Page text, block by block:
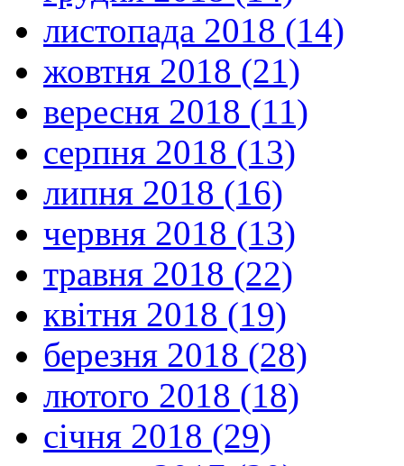
листопада 2018 (14)
жовтня 2018 (21)
вересня 2018 (11)
серпня 2018 (13)
липня 2018 (16)
червня 2018 (13)
травня 2018 (22)
квітня 2018 (19)
березня 2018 (28)
лютого 2018 (18)
січня 2018 (29)